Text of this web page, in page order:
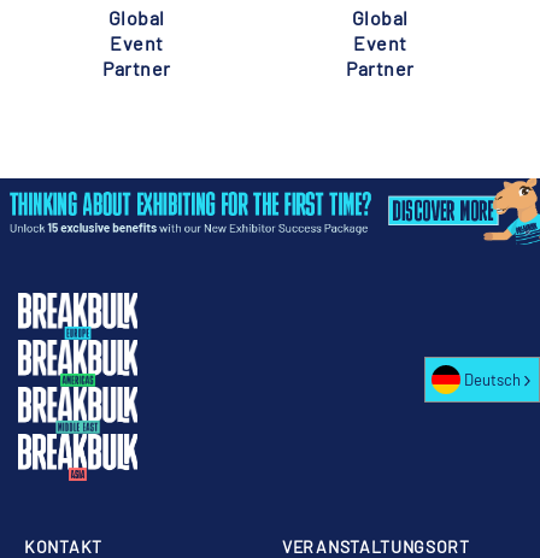
Global
Event
Partner
Global
Event
Partner
VERANSTALTUNGSORT
KONTAKT
Deutsch